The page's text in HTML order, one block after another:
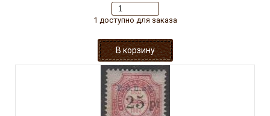
1 доступно для заказа